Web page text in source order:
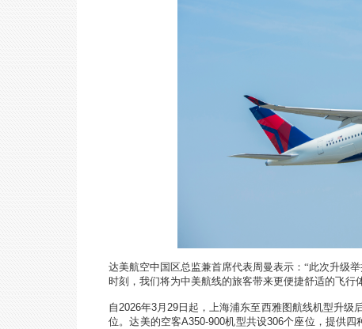
达美航空中国区总监兼首席代表周曼表示：“此次升级
时刻，我们将为中美航线的旅客带来更便捷舒适的飞
自2026年3月29 日起，上海浦东至西雅图航线机型升级
位。达美的空客A350-900机型共设306个座位，提供四